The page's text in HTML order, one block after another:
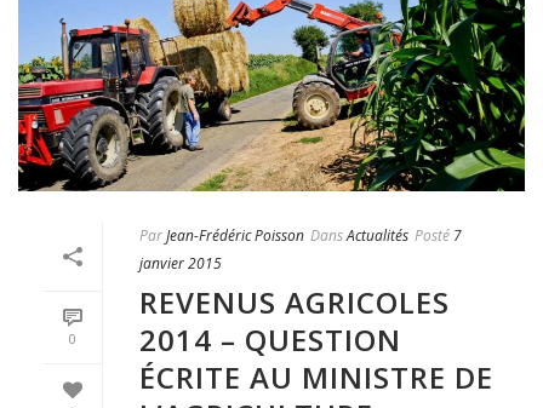
0
ParJean-Frédéric Poisson DansActualités Posté 7
janvier 2015
REVENUS AGRICOLES
2014 – QUESTION
ÉCRITE AU MINISTRE DE